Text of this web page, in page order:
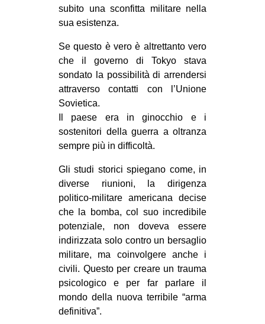
subito una sconfitta militare nella
sua esistenza.
Se questo è vero è altrettanto vero
che il governo di Tokyo stava
sondato la possibilità di arrendersi
attraverso contatti con l’Unione
Sovietica.
Il paese era in ginocchio e i
sostenitori della guerra a oltranza
sempre più in difficoltà.
Gli studi storici spiegano come, in
diverse riunioni, la dirigenza
politico-militare americana decise
che la bomba, col suo incredibile
potenziale, non doveva essere
indirizzata solo contro un bersaglio
militare, ma coinvolgere anche i
civili. Questo per creare un trauma
psicologico e per far parlare il
mondo della nuova terribile “arma
definitiva”.